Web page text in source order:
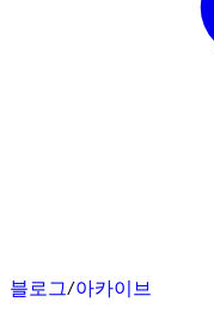
블로그/아카이브